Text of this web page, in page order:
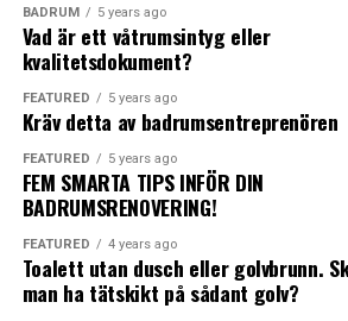
0
WTF
0 0
stora plattor? Då är det inte säkert
göra en kuvertskärning. I det fallet
duschutrymmet, varför inte i någon
som exempelvis fiskfjäll eller
alternativ är att sätta stora plattor på
LÄS MER
Förhöjningsringar kan undvikas vid
golvvärme genom att använda
Förhöjningssats (se länk nedan)
Kvalitetssäkring av installationsarbetet
Besök vår hemsida för mer
BADRUM 5 years ago
Vad är ett våtrumsintyg eller
kvalitetsdokument?
FEATURED 5 years ago
Kräv detta av badrumsentreprenören
FEATURED 5 years ago
FEM SMARTA TIPS INFÖR DIN
BADRUMSRENOVERING!
FEATURED 4 years ago
Toalett utan dusch eller golvbrunn.
man ha tätskikt på sådant golv?